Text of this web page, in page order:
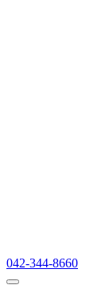
042-344-8660